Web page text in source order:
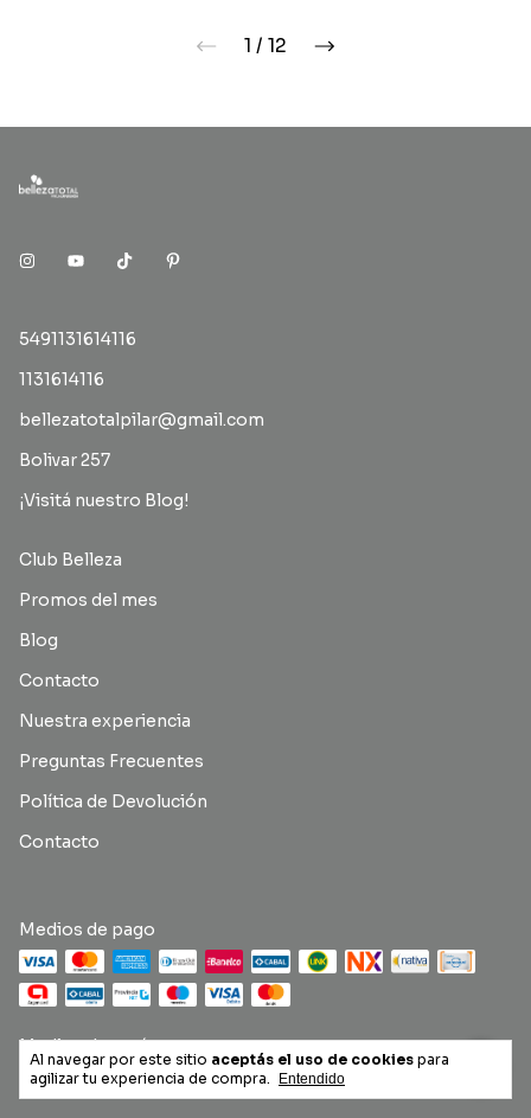
Al navegar por este sitio aceptás el uso de cookies para
agilizar tu experiencia de compra.
Entendido
1 / 12
5491131614116
1131614116
bellezatotalpilar@gmail.com
Bolivar 257
¡Visitá nuestro Blog!
Club Belleza
Promos del mes
Blog
Contacto
Nuestra experiencia
Preguntas Frecuentes
Política de Devolución
Contacto
Medios de pago
Medios de envío